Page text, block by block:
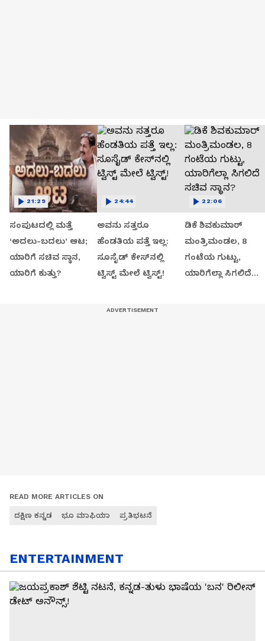
ಸಂಪುಟದಲ್ಲಿ ಮತ್ತೆ
‘ಅದಲು-ಬದಲು’ ಆಟ;
ಯಾರಿಗೆ ಸಚಿವ ಸ್ಥಾನ,
ಯಾರಿಗೆ ಕುತ್ತು?
21:29
ಅವನು ಸತ್ತರೂ
ಹೆಂಡತಿಯ ಪತ್ತೆ ಇಲ್ಲ:
ಸೂಸೈಡ್​​ ಕೇಸ್​​ನಲ್ಲಿ
ಟ್ವಿಸ್ಟ್​ ಮೇಲೆ ಟ್ವಿಸ್ಟ್!
24:44
ಡಿಕೆ ಶಿವಕುಮಾರ್
ಮಂತ್ರಿಮಂಡಲ, 8
ಗಂಟೆಯ ಗುಟ್ಟು,
ಯಾರಿಗೆಲ್ಲಾ ಸಿಗಲಿದೆ
22:06
READ MORE ARTICLES ON
ದಕ್ಷಿಣ ಕನ್ನಡ ಭೂ ಮಾಫಿಯಾ ಪ್ರತಿಭಟನೆ
ENTERTAINMENT